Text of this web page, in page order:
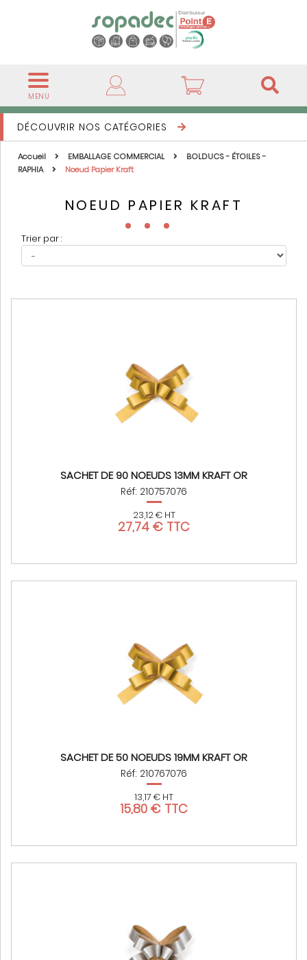
MENU
DÉCOUVRIR NOS CATÉGORIES
Accueil EMBALLAGE COMMERCIAL
BOLDUCS - ÉTOILES -
RAPHIA
Noeud Papier Kraft
NOEUD PAPIER KRAFT
Trier par :
SACHET DE 90 NOEUDS 13MM KRAFT OR
Réf: 210757076
23,12 € HT
27,74 € TTC
SACHET DE 50 NOEUDS 19MM KRAFT OR
Réf: 210767076
13,17 € HT
15,80 € TTC